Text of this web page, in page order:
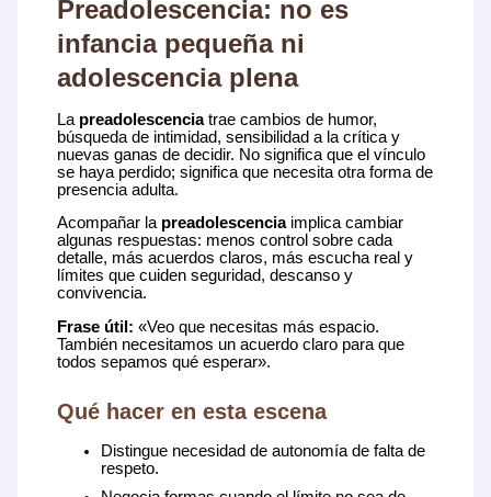
Preadolescencia: no es
infancia pequeña ni
adolescencia plena
La preadolescenciatrae cambios de humor,
búsqueda de intimidad, sensibilidad a la crítica y
nuevas ganas de decidir. No significa que el vínculo
se haya perdido; significa que necesita otra forma de
presencia adulta.
Acompañar la preadolescenciaimplica cambiar
algunas respuestas: menos control sobre cada
detalle, más acuerdos claros, más escucha real y
límites que cuiden seguridad, descanso y
convivencia.
Frase útil: «Veo que necesitas más espacio.
También necesitamos un acuerdo claro para que
todos sepamos qué esperar».
Qué hacer en esta escena
Distingue necesidad de autonomía de falta de
respeto.